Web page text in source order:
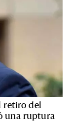
retiro del
una ruptura